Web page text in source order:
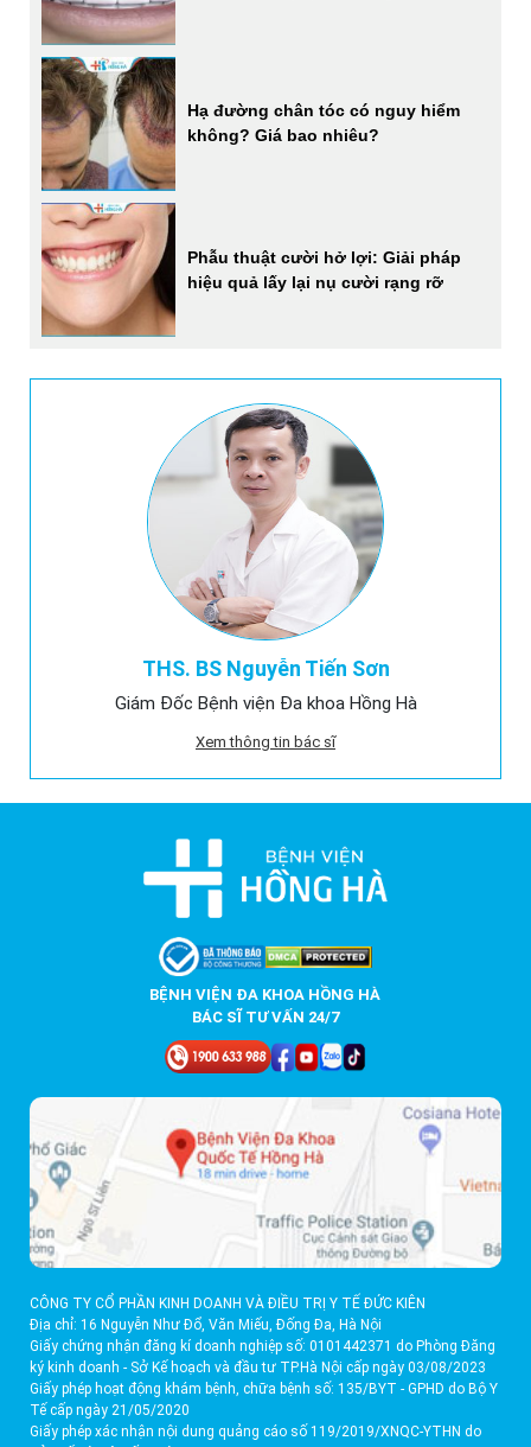
THS. BS Nguyễn Tiến Sơn
Giám Đốc Bệnh viện Đa khoa Hồng Hà
Xem thông tin bác sĩ
Hạ đường chân tóc có nguy hiểm
không? Giá bao nhiêu?
Phẫu thuật cười hở lợi: Giải pháp
hiệu quả lấy lại nụ cười rạng rỡ
BỆNH VIỆN ĐA KHOA HỒNG HÀ
BÁC SĨ TƯ VẤN 24/7
CÔNG TY CỔ PHẦN KINH DOANH VÀ ĐIỀU TRỊ Y TẾ ĐỨC KIÊN
Địa chỉ: 16 Nguyễn Như Đổ, Văn Miếu, Đống Đa, Hà Nội
Giấy chứng nhận đăng kí doanh nghiệp số: 0101442371 do Phòng Đăng
ký kinh doanh - Sở Kế hoạch và đầu tư TP.Hà Nội cấp ngày 03/08/2023
Giấy phép hoạt động khám bệnh, chữa bệnh số: 135/BYT - GPHD do Bộ Y
Tế cấp ngày 21/05/2020
Giấy phép xác nhận nội dung quảng cáo số 119/2019/XNQC-YTHN do